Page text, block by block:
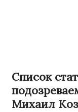
Список
Михаил